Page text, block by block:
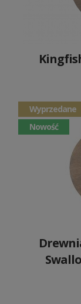
Wyprzedane
Nowość